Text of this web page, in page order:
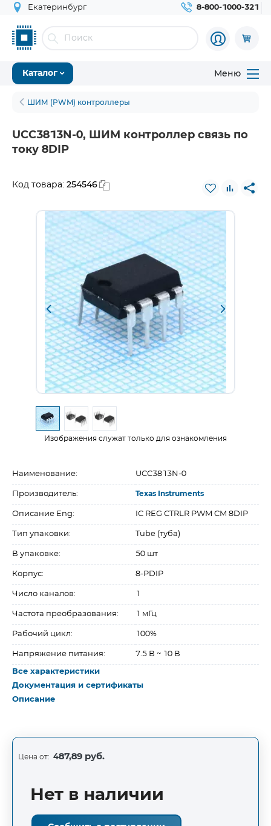
Екатеринбург 8-800-1000-321
Каталог Меню
ШИМ (PWM) контроллеры
UCC3813N-0, ШИМ контроллер связь по
току 8DIP
Код товара: 254546
Изображения служат только для ознакомления
Наименование: UCC3813N-0
Производитель: Texas Instruments
Описание Eng: IC REG CTRLR PWM CM 8DIP
Тип упаковки: Tube (туба)
В упаковке: 50 шт
Корпус: 8-PDIP
Число каналов: 1
Частота преобразования: 1 мГц
Рабочий цикл: 100%
Напряжение питания: 7.5 В ~ 10 В
Все характеристики
Документация и сертификаты
Описание
Цена от: 487,89 руб.
Нет в наличии